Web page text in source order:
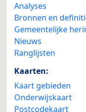
Analyses
Bronnen en
Gemeentelijke
Nieuws
Ranglijsten
Kaarten:
Kaart gebieden
Onderwijskaart
Postcodekaart